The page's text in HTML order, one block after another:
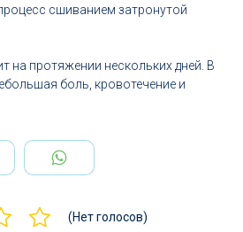
сшиванием затронутой
на протяжении нескольких дней. В
боль, кровотечение и
(Нет голосов)